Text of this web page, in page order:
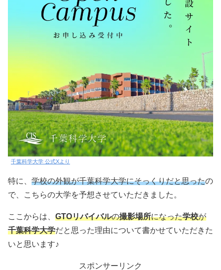
千葉科学大学 公式Xより
特に、 学校の外観が千葉科学大学にそっくりだと思ったの
で、こちらの大学を予想させていただきました。
ここからは、 GTOリバイバルの撮影場所になった学校が
千葉科学大学だと思った理由について書かせていただきた
いと思います♪
スポンサーリンク